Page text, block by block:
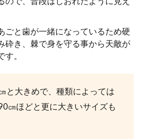
名前ですが、日本の田んぼなどでよく見
おたまじゃくしの育て方！目指
たまじゃくし。子供の頃ワクワクしなが
ごと歯が一緒になっているため硬
砕き、棘で身を守る事から天敵が
。
と大きめで、種類によっては
㎝ほどと更に大きいサイズも